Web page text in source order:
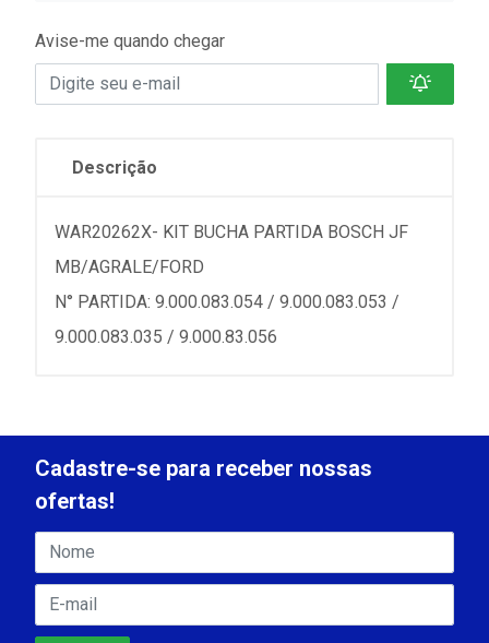
Avise-me quando chegar
Descrição
WAR20262X- KIT BUCHA PARTIDA BOSCH JF
MB/AGRALE/FORD
N° PARTIDA: 9.000.083.054 / 9.000.083.053 /
9.000.083.035 / 9.000.83.056
Cadastre-se para receber nossas
ofertas!